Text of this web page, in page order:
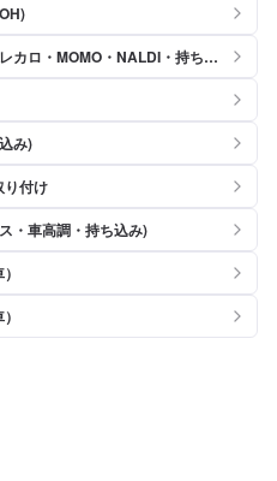
カロ・MOMO・NALDI・持ち込
み)
り付け
・車高調・持ち込み)